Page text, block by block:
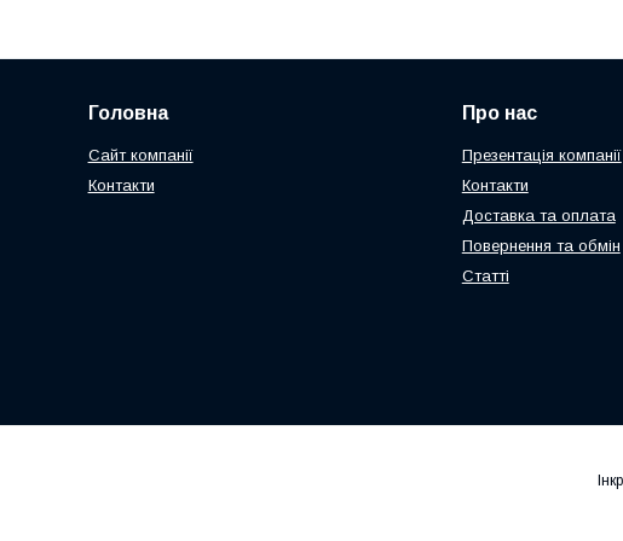
Головна
Сайт компанії
Контакти
Про нас
Презентація компанії
Контакти
Доставка та оплата
Повернення та обмін
Статті